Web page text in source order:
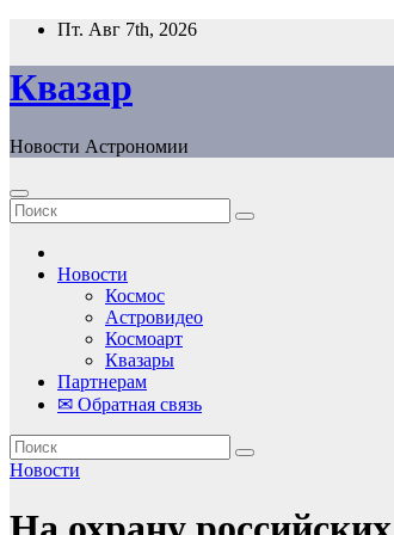
Перейти
содержанию
Пт. Авг 7th, 2026
Квазар
Новости Астрономии
Новости
Космос
Астровидео
Космоарт
Квазары
Партнерам
✉ Обратная связь
Новости